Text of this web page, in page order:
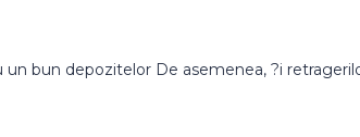
bun depozitelor De asemenea, ?i